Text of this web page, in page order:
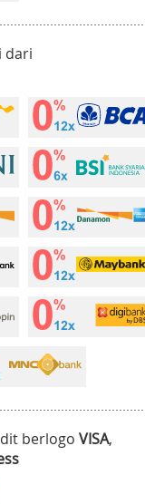
dari
berlogo VISA,